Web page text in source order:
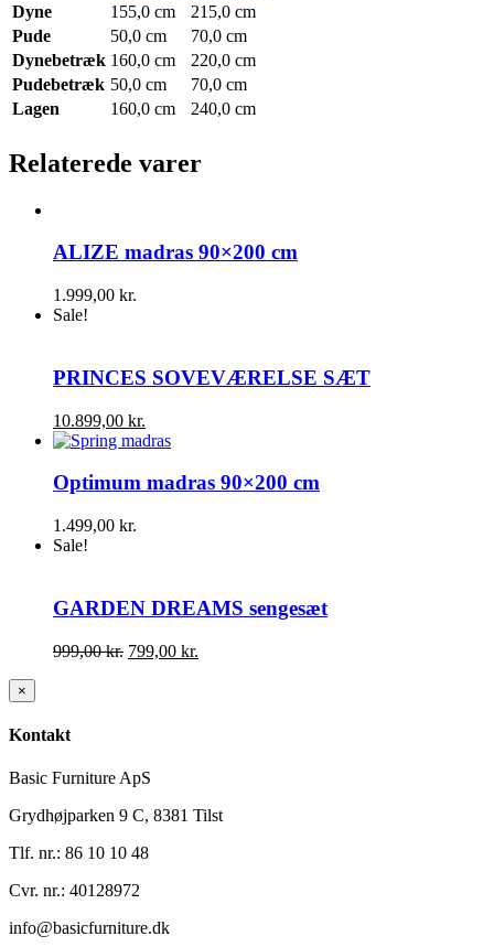
Dyne
155,0 cm
215,0 cm
Pude
50,0 cm
70,0 cm
Dynebetræk 160,0 cm
220,0 cm
Pudebetræk 50,0 cm
70,0 cm
Lagen
160,0 cm 240,0 cm
Relaterede varer
ALIZE madras 90×200 cm
1.999,00 kr.
Sale!
PRINCES SOVEVÆRELSE SÆT
10.899,00 kr.
Optimum madras 90×200 cm
1.499,00 kr.
Sale!
GARDEN DREAMS sengesæt
999,00kr. Den
799,00 kr.
Close
product
view
×
Kontakt
Basic Furniture ApS
Grydhøjparken 9 C, 8381 Tilst
Tlf. nr.: 86 10 10 48
Cvr. nr.: 40128972
info@basicfurniture.dk